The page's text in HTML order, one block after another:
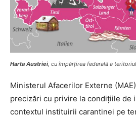
Harta Austriei, cu împărțirea federală a
Ministerul Afacerilor Externe
precizări cu privire la condiţiile de
contextul instituirii carantinei pe